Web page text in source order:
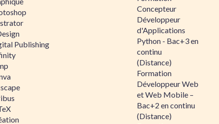
Publishing
Concepteur
Développeur
d'Applications
Python - Bac+3 en
continu
(Distance)
Formation
Développeur Web
et Web Mobile –
Bac+2 en continu
(Distance)